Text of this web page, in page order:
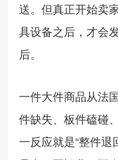
送。但真正开始卖
具设备之后，才会
后。
一件大件商品从法
件缺失、板件磕碰
一反应就是“整件退